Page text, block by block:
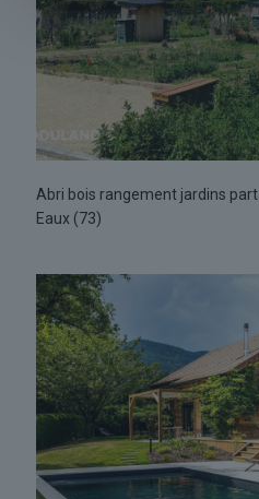
Abri bois rangement jardins
Eaux (73)